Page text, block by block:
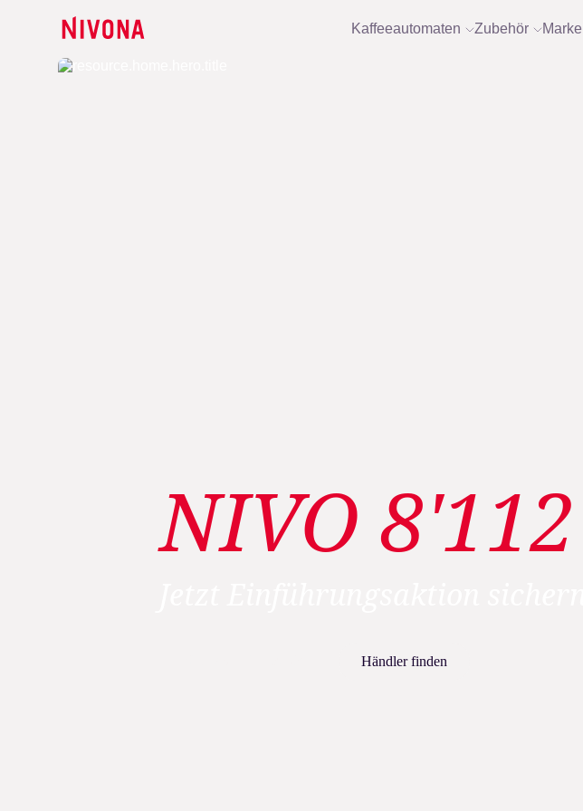
Kaffeeautomaten Zubehör Marke
NIVO 8'112
Händler finden